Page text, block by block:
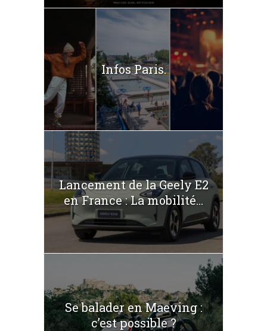
Infos Paris.
Lancement de la Geely E2
en France : La mobilité...
Se balader en Maeving :
c’est possible ?